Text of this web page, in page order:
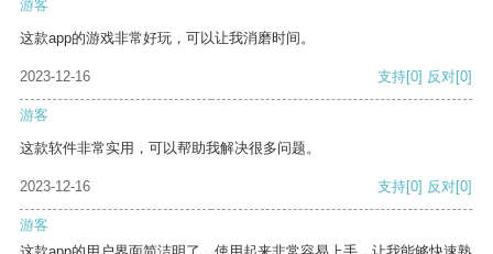
游客
这款app的游戏非常好玩，可以让我消磨时间。
2023-12-16 支持[0] 反对[0]
游客
这款软件非常实用，可以帮助我解决很多问题。
2023-12-16 支持[0] 反对[0]
游客